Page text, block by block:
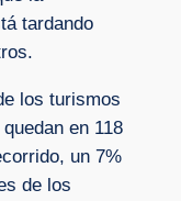
tardando
los turismos
en 118
un 7%
de los